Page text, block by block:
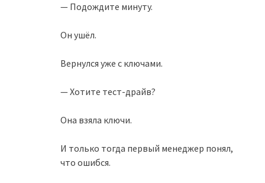
— Подождите минуту.
Он ушёл.
Вернулся уже с ключами.
— Хотите тест-драйв?
Она взяла ключи.
И только тогда первый менеджер понял,
что ошибся.